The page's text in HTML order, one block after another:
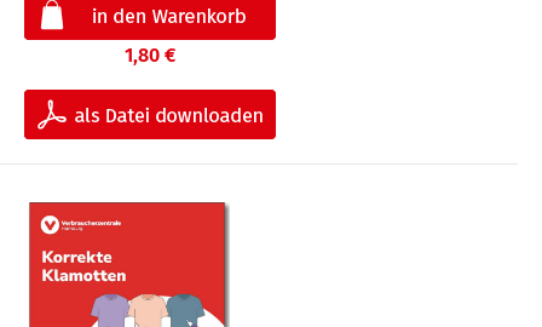
1,80 €